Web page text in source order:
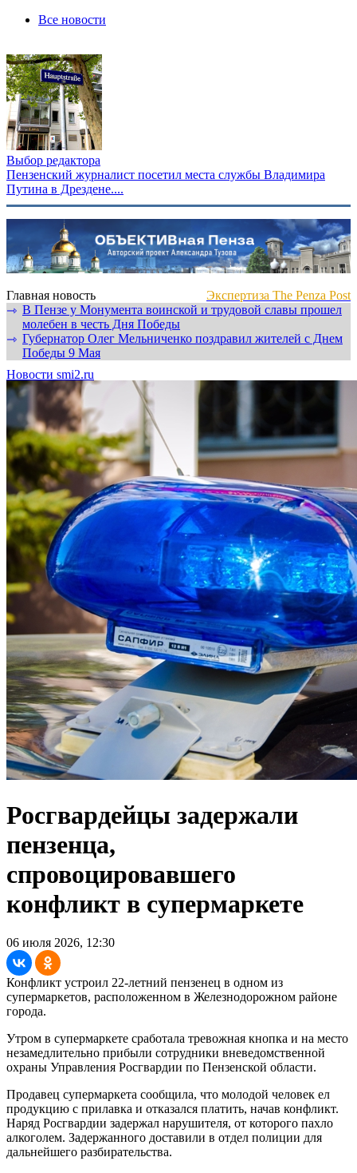
Все новости
Выбор редактора
Пензенский журналист посетил места службы Владимира
Путина в Дрездене....
Главная новость
Экспертиза The Penza Post
⇾ В Пензе у Монумента воинской и трудовой славы прошел
молебен в честь Дня Победы
⇾ Губернатор Олег Мельниченко поздравил жителей с Днем
Победы 9 Мая
Новости smi2.ru
Росгвардейцы задержали
пензенца,
спровоцировавшего
конфликт в супермаркете
06 июля 2026, 12:30
Конфликт устроил 22-летний пензенец в одном из
супермаркетов, расположенном в Железнодорожном районе
города.
Утром в супермаркете сработала тревожная кнопка и на место
незамедлительно прибыли сотрудники вневедомственной
охраны Управления Росгвардии по Пензенской области.
Продавец супермаркета сообщила, что молодой человек ел
продукцию с прилавка и отказался платить, начав конфликт.
Наряд Росгвардии задержал нарушителя, от которого пахло
алкоголем. Задержанного доставили в отдел полиции для
дальнейшего разбирательства.